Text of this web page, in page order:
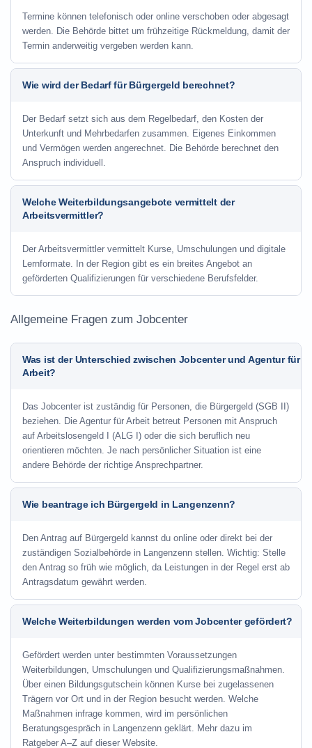
Termine können telefonisch oder online verschoben oder abgesagt
werden. Die Behörde bittet um frühzeitige Rückmeldung, damit der
Termin anderweitig vergeben werden kann.
Wie wird der Bedarf für Bürgergeld berechnet?
Der Bedarf setzt sich aus dem Regelbedarf, den Kosten der
Unterkunft und Mehrbedarfen zusammen. Eigenes Einkommen
und Vermögen werden angerechnet. Die Behörde berechnet den
Anspruch individuell.
Welche Weiterbildungsangebote vermittelt der
Arbeitsvermittler?
Der Arbeitsvermittler vermittelt Kurse, Umschulungen und digitale
Lernformate. In der Region gibt es ein breites Angebot an
geförderten Qualifizierungen für verschiedene Berufsfelder.
Allgemeine Fragen zum Jobcenter
Was ist der Unterschied zwischen Jobcenter und Agentur für
Arbeit?
Das Jobcenter ist zuständig für Personen, die Bürgergeld (SGB II)
beziehen. Die Agentur für Arbeit betreut Personen mit Anspruch
auf Arbeitslosengeld I (ALG I) oder die sich beruflich neu
orientieren möchten. Je nach persönlicher Situation ist eine
andere Behörde der richtige Ansprechpartner.
Wie beantrage ich Bürgergeld in Langenzenn?
Den Antrag auf Bürgergeld kannst du online oder direkt bei der
zuständigen Sozialbehörde in Langenzenn stellen. Wichtig: Stelle
den Antrag so früh wie möglich, da Leistungen in der Regel erst ab
Antragsdatum gewährt werden.
Welche Weiterbildungen werden vom Jobcenter gefördert?
Gefördert werden unter bestimmten Voraussetzungen
Weiterbildungen, Umschulungen und Qualifizierungsmaßnahmen.
Über einen Bildungsgutschein können Kurse bei zugelassenen
Trägern vor Ort und in der Region besucht werden. Welche
Maßnahmen infrage kommen, wird im persönlichen
Beratungsgespräch in Langenzenn geklärt. Mehr dazu im
Ratgeber A–Z auf dieser Website.